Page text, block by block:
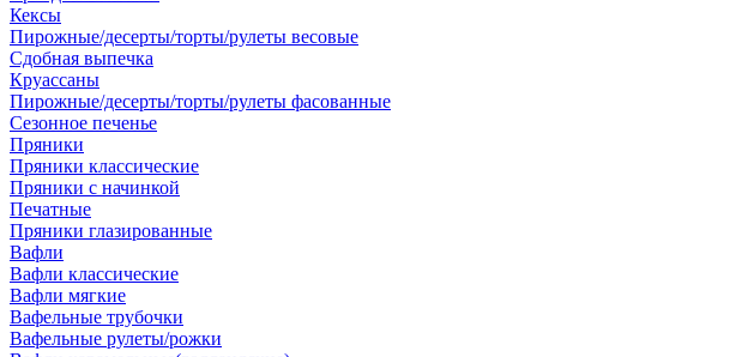
Кексы
Пирожные/десерты/торты/рулеты весовые
Сдобная выпечка
Круассаны
Пирожные/десерты/торты/рулеты фасованные
Сезонное печенье
Пряники
Пряники классические
Пряники с начинкой
Печатные
Пряники глазированные
Вафли
Вафли классические
Вафли мягкие
Вафельные трубочки
Вафельные рулеты/рожки